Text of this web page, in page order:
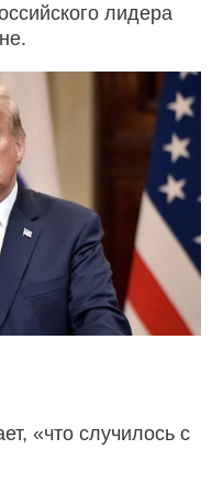
лидера
«что случилось с